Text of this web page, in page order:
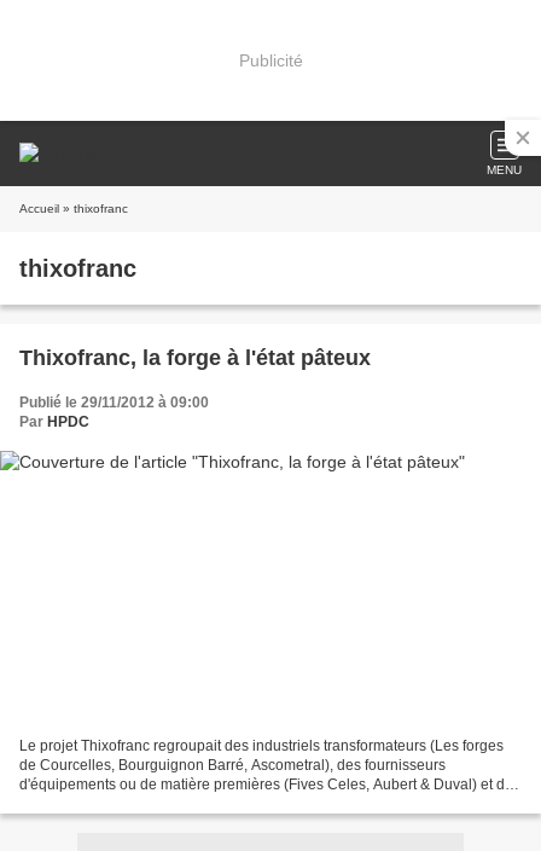
Publicité
MENU
Accueil » thixofranc
thixofranc
Thixofranc, la forge à l'état pâteux
Publié le 29/11/2012 à 09:00
Par HPDC
Le projet Thixofranc regroupait des industriels transformateurs (Les forges
de Courcelles, Bourguignon Barré, Ascometral), des fournisseurs
d'équipements ou de matière premières (Fives Celes, Aubert & Duval) et des